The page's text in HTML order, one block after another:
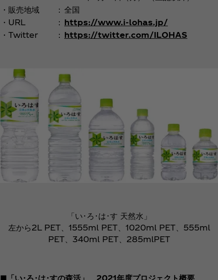
・販売地域
： 全国
・URL
： https://www.i-lohas.jp/
・Twitter
： https://twitter.com/ILOHAS
「い･ろ･は･す 天然水」
左から2L PET、1555ml PET、1020ml PET、555ml
PET、340ml PET、285mlPET
■「い･ろ･は･すの森活」 2021年度プロジェクト概要